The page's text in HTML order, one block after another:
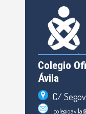
Colegio
Ávila
C/